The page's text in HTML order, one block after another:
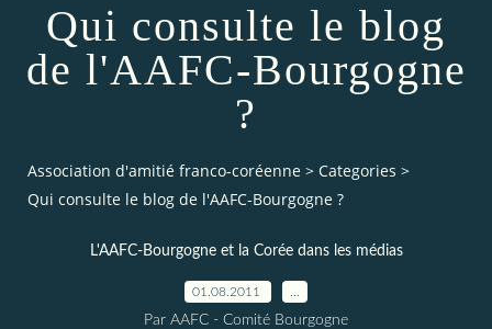
Qui consulte le blog
de l'AAFC-Bourgogne
?
Association d'amitié franco-coréenne > Categories >
Qui consulte le blog de l'AAFC-Bourgogne ?
L'AAFC-Bourgogne et la Corée dans les médias
01.08.2011
Par AAFC - Comité Bourgogne